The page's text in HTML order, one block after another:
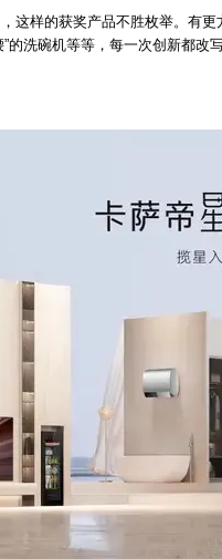
这样的获奖产品不胜枚举。有
的洗碗机等等，每一次创新都改